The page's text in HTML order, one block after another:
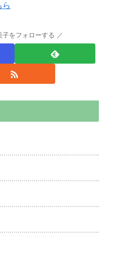
ら
子をフォローする